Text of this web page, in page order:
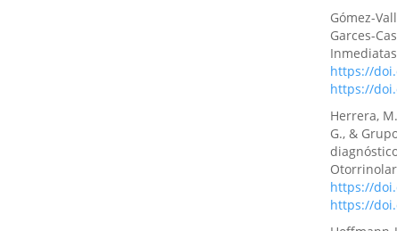
Gómez-
Garces-
https://
https://
Herrera,
G., &
https://
https://